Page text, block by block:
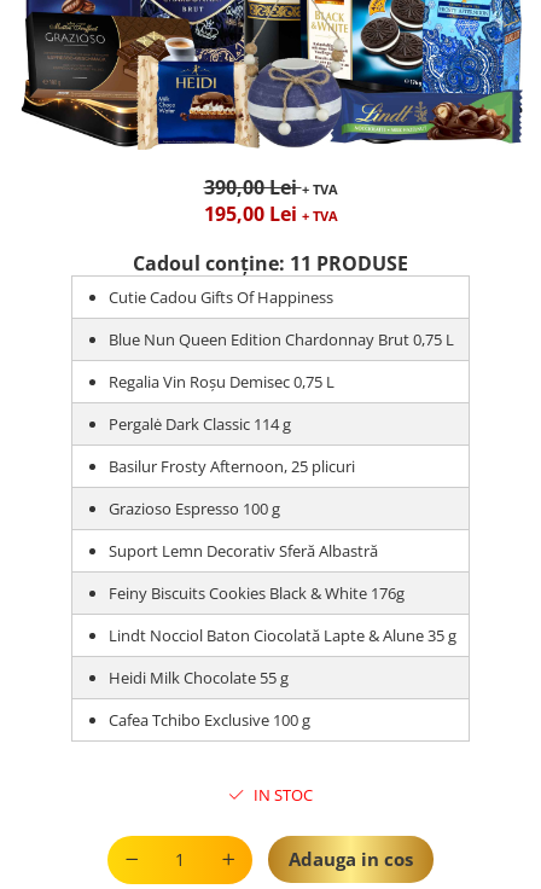
390,00 Lei+ TVA
195,00 Lei + TVA
Cadoul conține: 11 PRODUSE
Cutie Cadou Gifts Of Happiness
Blue Nun Queen Edition Chardonnay Brut 0,75 L
Regalia Vin Roșu Demisec 0,75 L
Pergalė Dark Classic 114 g
Basilur Frosty Afternoon, 25 plicuri
Grazioso Espresso 100 g
Suport Lemn Decorativ Sferă Albastră
Feiny Biscuits Cookies Black & White 176g
Lindt Nocciol Baton Ciocolată Lapte & Alune 35 g
Heidi Milk Chocolate 55 g
Cafea Tchibo Exclusive 100 g
IN STOC
Adauga in cos